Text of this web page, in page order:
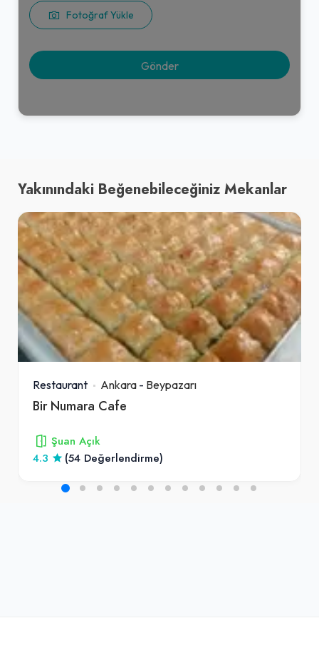
Fotoğraf Yükle
Yakınındaki Beğenebileceğiniz Mekanlar
Restaurant Ankara - Beypazarı
Bir Numara Cafe
Şuan Açık
4.3
(54 Değerlendirme)